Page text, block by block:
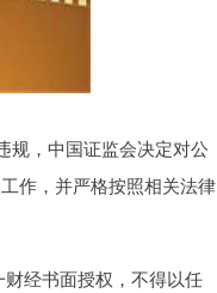
规，中国证监会决定对公
作，并严格按照相关法律
经书面授权，不得以任